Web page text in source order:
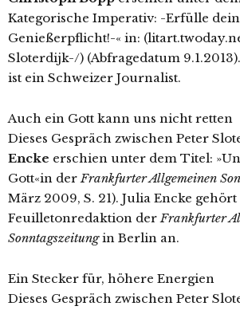
Kategorische Imperativ: -Erfülle
Genießerpflicht!-« in:
Sloterdijk-/) (Abfragedatum
ist ein Schweizer Journalist.
Auch ein Gott kann uns nicht retten
Dieses Gespräch zwischen Peter
Encke erschien unter dem Titel:
Gott«in derFrankfurter Allgemeinen
März 2009, S. 21). Julia Encke
Feuilletonredaktion derFrankfurter
Sonntagszeitungin Berlin an.
Ein Stecker für, höhere Energien
Dieses Gespräch zwischen Peter